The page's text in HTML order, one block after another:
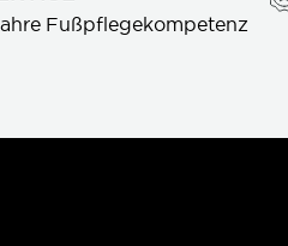
Fußpflegekompetenz